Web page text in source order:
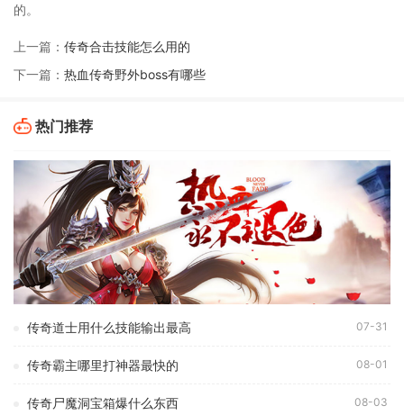
的。
上一篇： 传奇合击技能怎么用的
下一篇： 热血传奇野外boss有哪些
热门推荐
传奇道士用什么技能输出最高 07-31
传奇霸主哪里打神器最快的 08-01
传奇尸魔洞宝箱爆什么东西 08-03